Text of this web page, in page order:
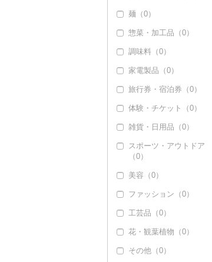
（0）
茶（0）
果汁飲料（5）
りんごジュース（0）
みかんジュース（オレ
ンジジュース）（5）
紅茶（0）
その他飲料・ジュース
（0）
麺（0）
惣菜・加工品（0）
調味料（0）
家電製品（0）
旅行券・宿泊券（0）
体験・チケット（0）
雑貨・日用品（0）
スポーツ・アウトドア
（0）
美容（0）
ファッション（0）
工芸品（0）
花・観葉植物（0）
その他（0）